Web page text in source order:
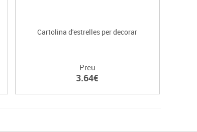
Cartolina d'estrelles per decorar
Preu
3.64€